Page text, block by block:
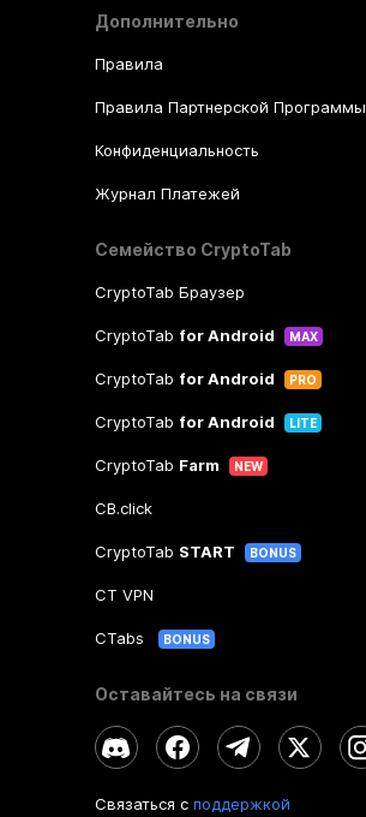
Дополнительно
Правила
Правила Партнерской Программы
Конфиденциальность
Журнал Платежей
Семейство CryptoTab
CryptoTab Браузер
CryptoTab for Android MAX
CryptoTab for Android PRO
CryptoTab for Android LITE
CryptoTab Farm NEW
CB.click
CryptoTab START BONUS
CT VPN
CTabs BONUS
Оставайтесь на связи
Связаться с поддержкой